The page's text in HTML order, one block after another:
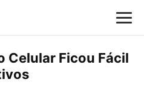
Celular Ficou Fácil